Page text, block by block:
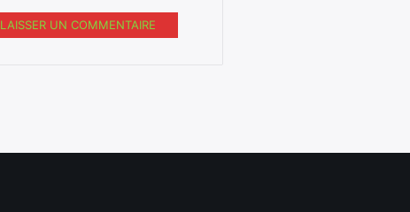
LAISSER UN COMMENTAIRE